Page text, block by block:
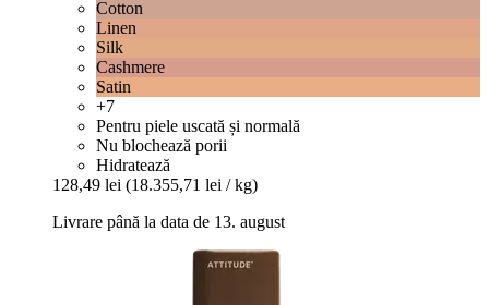
Cotton
Linen
Silk
Cashmere
Satin
+7
Pentru piele uscată și normală
Nu blochează porii
Hidratează
128,49 lei (18.355,71 lei / kg)
Livrare până la data de 13. august